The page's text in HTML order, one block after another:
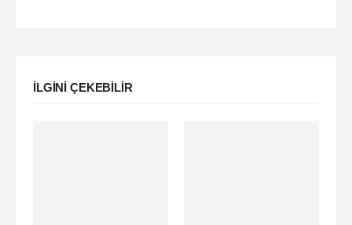
ILGINI ÇEKEBILIR